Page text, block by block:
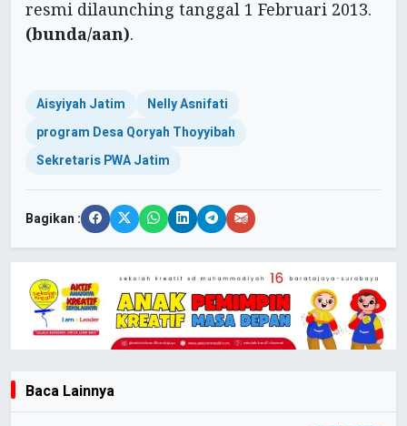
resmi dilaunching tanggal 1 Februari 2013.
(bunda/aan).
Aisyiyah Jatim
Nelly Asnifati
program Desa Qoryah Thoyyibah
Sekretaris PWA Jatim
Bagikan :
Baca Lainnya